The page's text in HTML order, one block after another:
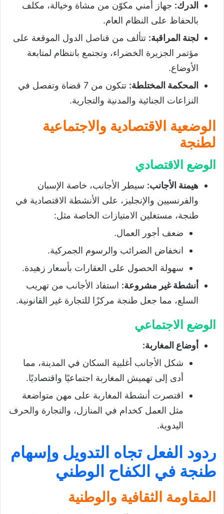
الدرك: جهاز أمني مكوّن من مشاة وخيالة، مكلف
بالحفاظ على النظام العام.
لجنة المراقبة: تتألف من قناصل الدول الموقعة على
مؤتمر الجزيرة الخضراء، وتجتمع بانتظام لمتابعة
الأوضاع.
المحكمة المختلطة:
تتكون من 7 قضاة وتفصل في
النزاعات الجنائية والمدنية والتجارية.
الوضعية الاقتصادية والاجتماعية
لطنجة
الوضع الاقتصادي
هيمنة الأجانب: سيطر الأجانب، خاصة الإسبان
والفرنسيين والإنجليز، على الأنشطة الاقتصادية في
طنجة، مستغلين الامتيازات الخاصة مثل:
ضعف أجور العمال.
انخفاض الضرائب والرسوم الجمركية.
سهولة الحصول على العقارات بأسعار زهيدة.
أنشطة غير مشروعة: استفاد الأجانب من تهريب
السلع، مما جعل طنجة مركزًا للتجارة غير القانونية.
الوضع الاجتماعي
أوضاع المغاربة:
شكل الأجانب أغلبية السكان في المدينة، مما
أدى إلى تهميش المغاربة اجتماعيًا واقتصاديًا.
اقتصرت أنشطة المغاربة على مهن متواضعة
مثل العمل كخدام في المنازل، والتجارة والحرف
اليدوية.
ردود الفعل تجاه التدويل وإسهام
طنجة في الكفاح الوطني
المقاومة الثقافية والوطنية